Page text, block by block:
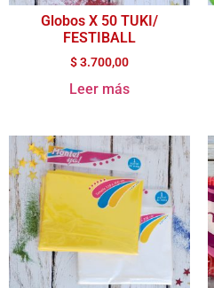
Globos X 50 TUKI/
FESTIBALL
$3.700,00
Leer más